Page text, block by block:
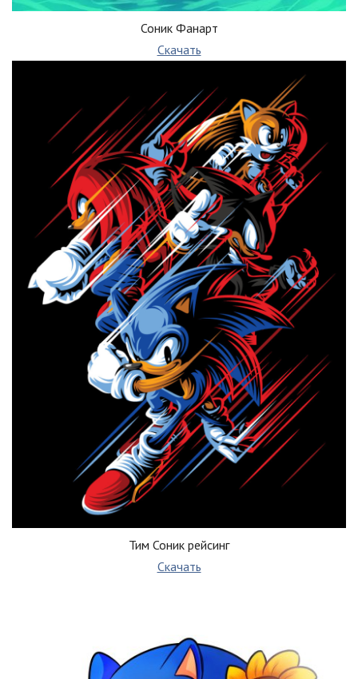
Соник Фанарт
Скачать
Тим Соник рейсинг
Скачать